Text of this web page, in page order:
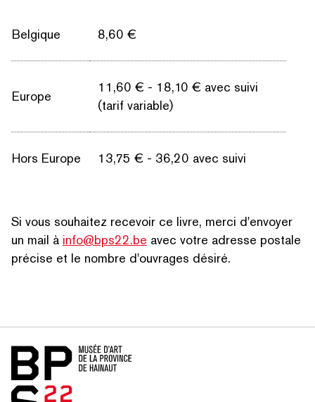
Belgique 8,60 €
Europe
11,60 € - 18,10 € avec suivi
(tarif variable)
Hors Europe 13,75 € - 36,20 avec suivi
Si vous souhaitez recevoir ce livre, merci d'envoyer
un mail à info@bps22.be avec votre adresse postale
précise et le nombre d'ouvrages désiré.
Accueil